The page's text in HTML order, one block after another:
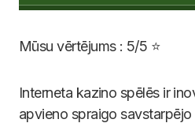
Mūsu vērtējums : 5/5 ⭐
Interneta kazino spēlēs ir
apvieno spraigo